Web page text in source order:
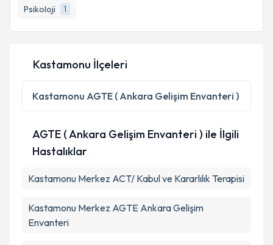
Psikoloji
1
bilgilendireceğiz.
E-posta Adresiniz
Kişisel verilerimin işlenmesine ilişkinAydınlatma
Metni'ni okudum ve kişisel verilerimin belirtilen
Kastamonu İlçeleri
Kastamonu AGTE ( Ankara Gelişim Envanteri )
AGTE ( Ankara Gelişim Envanteri ) ile İlgili
Hastalıklar
Kastamonu Merkez ACT/ Kabul ve Kararlılık Terapisi
Kastamonu Merkez AGTE Ankara Gelişim
Envanteri